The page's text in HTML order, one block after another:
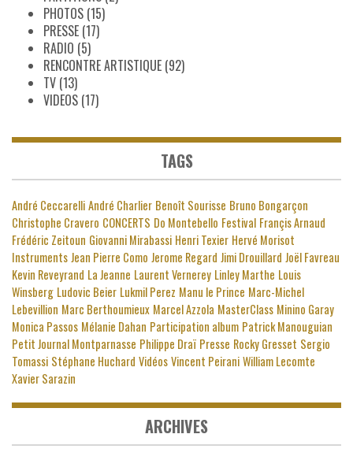
PHOTOS (15)
PRESSE (17)
RADIO (5)
RENCONTRE ARTISTIQUE (92)
TV (13)
VIDEOS (17)
TAGS
André CeccarelliAndré Charlier Benoît Sourisse Bruno Bongarçon
Christophe Cravero CONCERTS Do Montebello Festival Françis Arnaud
Frédéric Zeitoun Giovanni Mirabassi Henri Texier Hervé Morisot
InstrumentsJean Pierre Como Jerome Regard Jimi Drouillard Joël Favreau
Kevin Reveyrand La Jeanne Laurent Vernerey Linley Marthe Louis
Winsberg Ludovic Beier Lukmil Perez Manu le Prince Marc-Michel
Lebevillion Marc Berthoumieux Marcel Azzola MasterClass Minino Garay
Monica Passos Mélanie Dahan Participation album Patrick Manouguian
Petit Journal Montparnasse Philippe Draï Presse Rocky Gresset Sergio
Tomassi Stéphane Huchard VidéosVincent PeiraniWilliam Lecomte
Xavier Sarazin
ARCHIVES